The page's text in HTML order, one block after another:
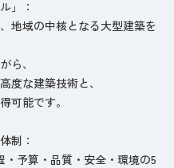
」：
地域の中核となる大型建築を
ら、
度な建築技術と、
可能です。
制：
予算・品質・安全・環境の5